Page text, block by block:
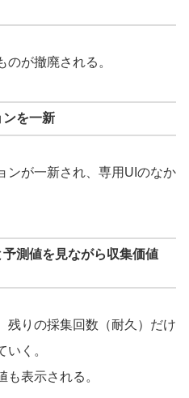
が撤廃される。
を一新
ンが一新され、専用UIのなか
測値を見ながら収集価値
残りの採集回数（耐久）だけ
く。
表示される。